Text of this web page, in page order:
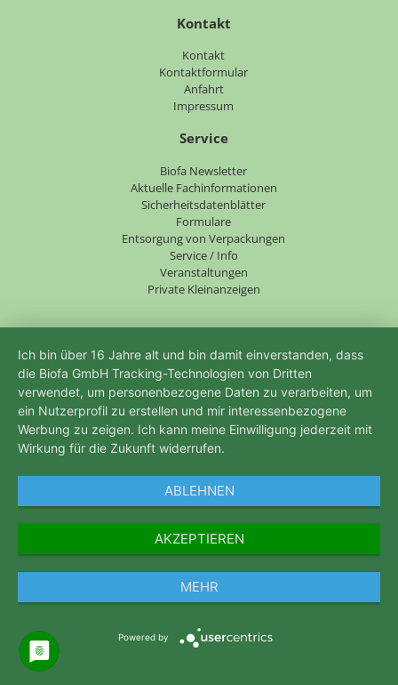
Kontakt
Kontakt
Kontaktformular
Anfahrt
Impressum
Service
Biofa Newsletter
Aktuelle Fachinformationen
Sicherheitsdatenblätter
Formulare
Entsorgung von Verpackungen
Service / Info
Veranstaltungen
Private Kleinanzeigen
Ich bin über 16 Jahre alt und bin damit einverstanden, dass
die Biofa GmbH Tracking-Technologien von Dritten
verwendet, um personenbezogene Daten zu verarbeiten, um
ein Nutzerprofil zu erstellen und mir interessenbezogene
Werbung zu zeigen. Ich kann meine Einwilligung jederzeit mit
Wirkung für die Zukunft widerrufen.
ABLEHNEN
AKZEPTIEREN
MEHR
Powered by